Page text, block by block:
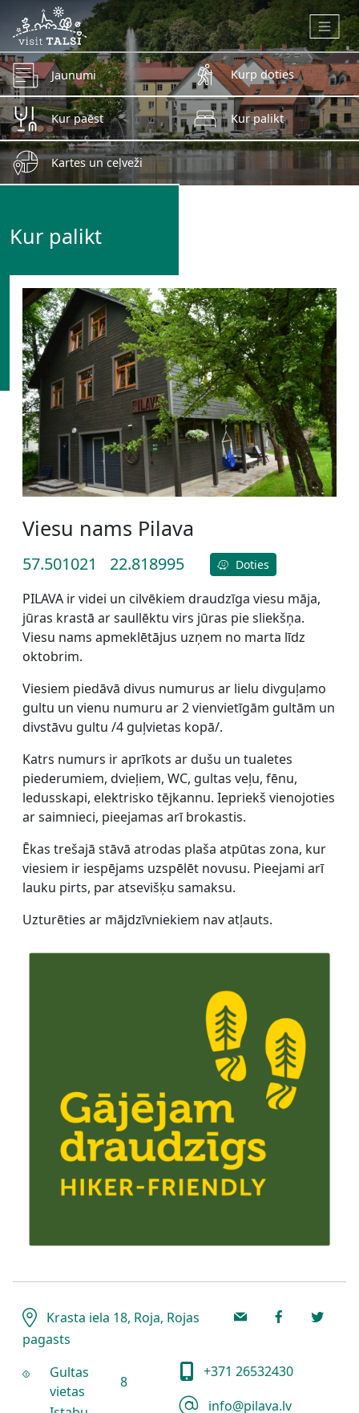
Skip to main content
Jaunumi Kurp doties
Kur paēst Kur palikt
Kartes un ceļveži
Kur palikt
Viesu nams Pilava
57.501021 22.818995 Doties
PILAVA ir videi un cilvēkiem draudzīga viesu māja,
jūras krastā ar saullēktu virs jūras pie sliekšņa.
Viesu nams apmeklētājus uzņem no marta līdz
oktobrim.
Viesiem piedāvā divus numurus ar lielu divguļamo
gultu un vienu numuru ar 2 vienvietīgām gultām un
divstāvu gultu /4 guļvietas kopā/.
Katrs numurs ir aprīkots ar dušu un tualetes
piederumiem, dvieļiem, WC, gultas veļu, fēnu,
ledusskapi, elektrisko tējkannu. Iepriekš vienojoties
ar saimnieci, pieejamas arī brokastis.
Ēkas trešajā stāvā atrodas plaša atpūtas zona, kur
viesiem ir iespējams uzspēlēt novusu. Pieejami arī
lauku pirts, par atsevišķu samaksu.
Uzturēties ar mājdzīvniekiem nav atļauts.
Krasta iela 18, Roja, Rojas
pagasts
Gultas
vietas
8
+371 26532430
info@pilava.lv